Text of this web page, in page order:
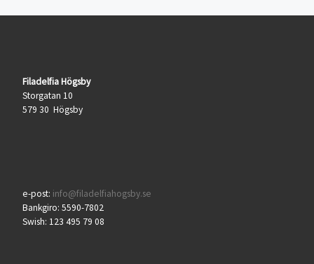
Filadelfia Högsby
Storgatan 10
579 30 Högsby
e-post: info@filadelfiahogsby.se
Bankgiro: 5590-7802
Swish: 123 495 79 08